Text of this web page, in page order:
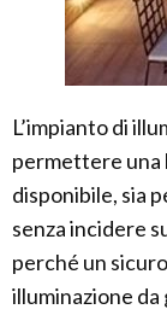
L’impianto di
permettere una
disponibile, sia
senza incidere
perché un
illuminazione